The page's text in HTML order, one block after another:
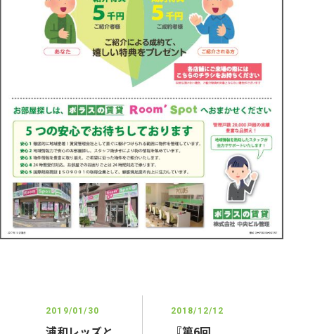
2019/01/30 2018/12/12